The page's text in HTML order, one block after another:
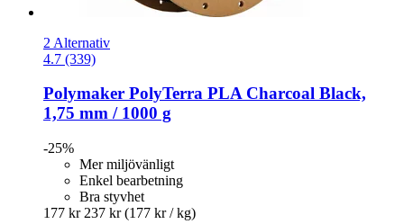
2 Alternativ
4.7 (339)
Polymaker PolyTerra PLA Charcoal Black,
1,75 mm / 1000 g
-25%
Mer miljövänligt
Enkel bearbetning
Bra styvhet
177 kr 237 kr (177 kr / kg)